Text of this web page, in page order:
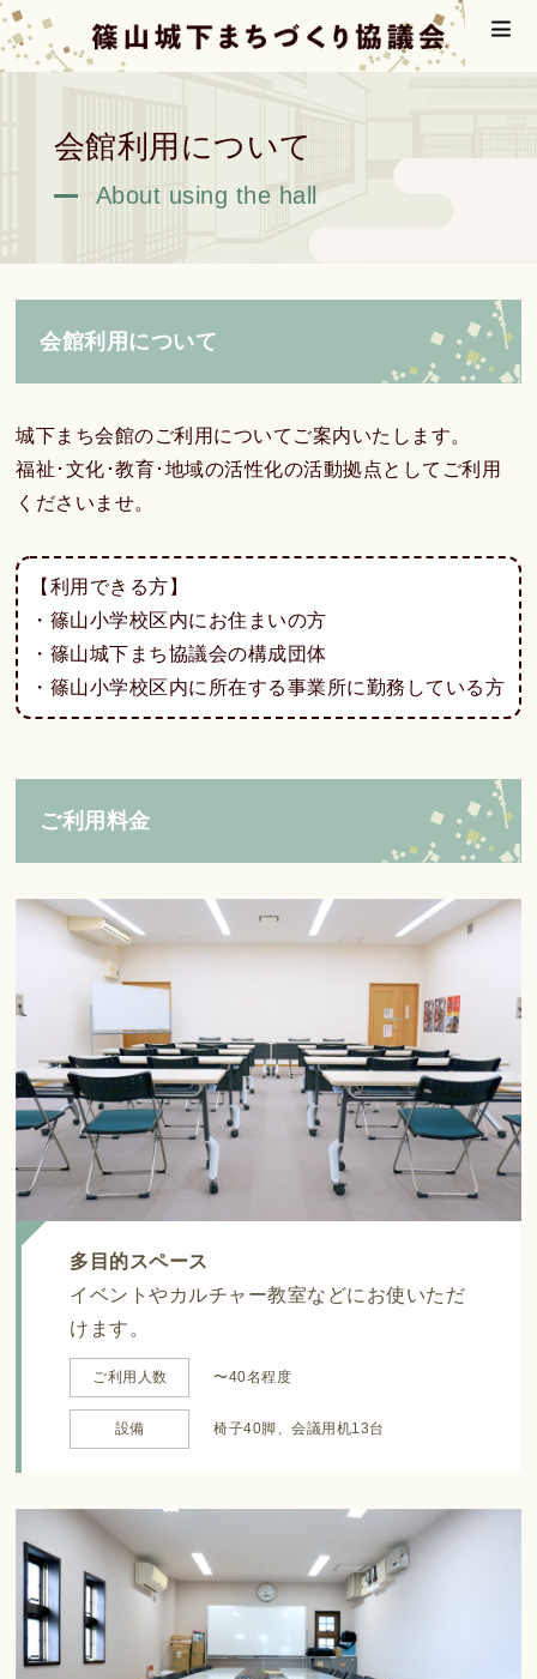
会館利用について
About using the hall
会館利用について
城下まち会館のご利用についてご案内いたします。
福祉･文化･教育･地域の活性化の活動拠点としてご利用
くださいませ。
【利用できる方】
・篠山小学校区内にお住まいの方
・篠山城下まち協議会の構成団体
・篠山小学校区内に所在する事業所に勤務している方
ご利用料金
多目的スペース
イベントやカルチャー教室などにお使いただ
けます。
ご利用人数 〜40名程度
設備 椅子40脚、会議用机13台